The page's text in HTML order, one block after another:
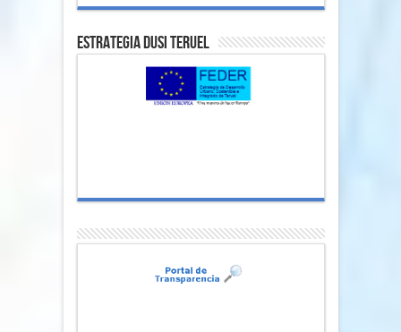
Estrategia DUSI Teruel